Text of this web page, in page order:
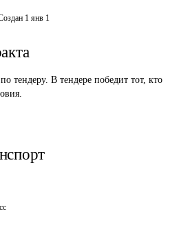
1 янв 1
тендеру. В тендере победит тот, кто